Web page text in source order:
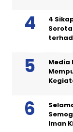
4
Media
Iman